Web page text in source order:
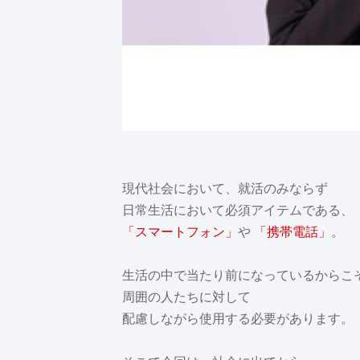
現代社会において、就活のみならず
日常生活において必須アイテムである、
「スマートフォン」 や 「携帯電話」 。
生活の中で当たり前になっているからこ
周囲の人たちに対して
配慮しながら使用する必要があります。